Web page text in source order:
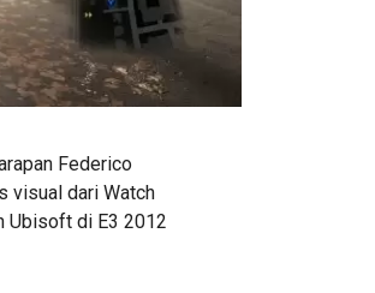
Federico
visual dari Watch
Ubisoft di E3 2012